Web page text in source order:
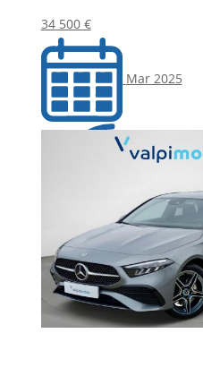
34 500 €
Mar 2025
55 000 Km
Automática